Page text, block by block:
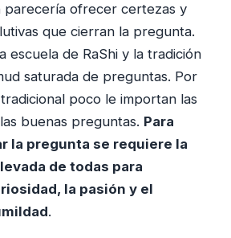
parecería ofrecer certezas y
que cierran la pregunta.
escuela de RaShi y la tradición
saturada de preguntas. Por
poco le importan las
buenas preguntas. Para
la pregunta se requiere la
de todas para
la pasión y el
.